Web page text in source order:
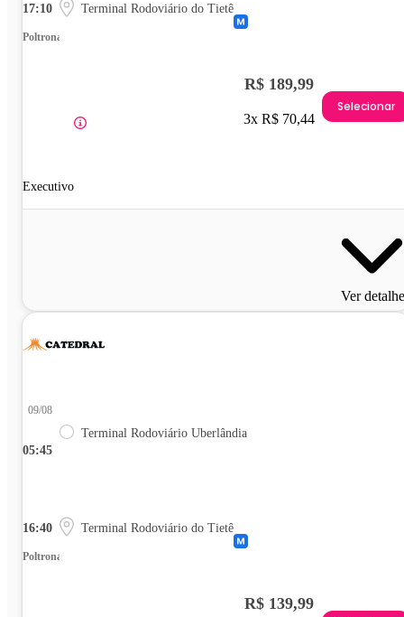
17:10 Terminal Rodoviário do Tietê
Poltrona
Executivo
R$ 189,99
3x R$ 70,44
Selecionar
Ver
05:45
09/08
Terminal Rodoviário Uberlândia
16:40 Terminal Rodoviário do Tietê
Poltrona
R$ 139,99